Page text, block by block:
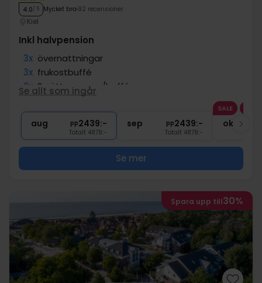
4.0/ 5 Mycket bra 92 recensioner
Kiel
Inkl halvpension
3x övernattningar
3x frukostbuffé
2x 2-rättersmeny/buffé
1 timme bastu
∞ 10% rabatt i Neumünster Outlet
Se allt som ingår
aug pp2439:-
Totalt 4878:-
sep pp2439:-
Totalt 4878:-
SALE
okt
Se mer
Spara upp till30%